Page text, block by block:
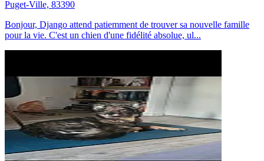
Puget-Ville, 83390
Bonjour, Django attend patiemment de trouver sa nouvelle famille
pour la vie. C'est un chien d'une fidélité absolue, ul...